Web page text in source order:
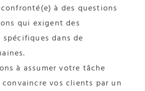
à des questions
qui exigent des
dans de
à assumer votre tâche
vos clients par un